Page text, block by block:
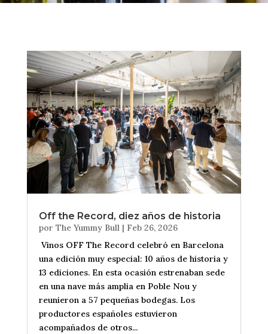
Off the Record, diez años de historia
por The Yummy Bull| Feb 26, 2026
Vinos OFF The Record celebró en Barcelona
una edición muy especial: 10 años de historia y
13 ediciones. En esta ocasión estrenaban sede
en una nave más amplia en Poble Nou y
reunieron a 57 pequeñas bodegas. Los
productores españoles estuvieron
acompañados de otros...